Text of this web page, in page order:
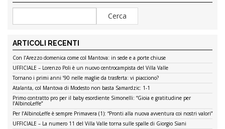
ARTICOLI RECENTI
Con l’Arezzo domenica come col Mantova: in sede e a porte chiuse
UFFICIALE – Lorenzo Poli è un nuovo centrocampista del Villa Valle
Tornano i primi anni ’90 nelle maglie da trasferta: vi piacciono?
Atalanta, col Mantova di Modesto non basta Samardzic: 1-1
Primo contratto pro per il baby esordiente Simonelli: “Gioia e gratitudine per
l’AlbinoLeffe”
Per l’AlbinoLeffe è sempre Primavera (1): “Pronti alla nuova avventura coi nostri valori”
UFFICIALE – La numero 11 del Villa Valle torna sulle spalle di Giorgio Siani